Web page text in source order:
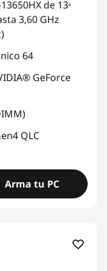
de 13ᵃ
3,60 GHz
64
GeForce
QLC
Arma tu PC